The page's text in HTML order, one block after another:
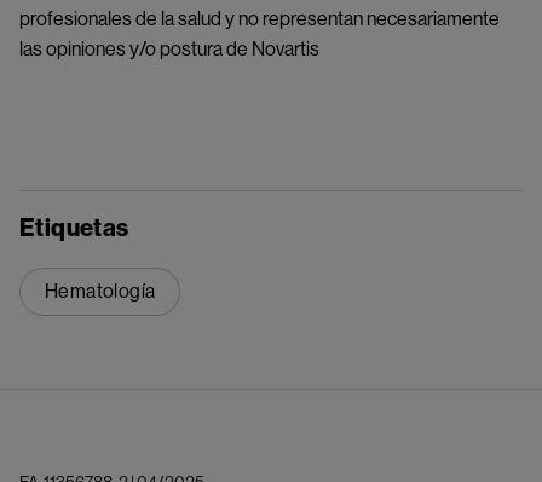
profesionales de la salud y no representan necesariamente
las opiniones y/o postura de Novartis
Etiquetas
Hematología